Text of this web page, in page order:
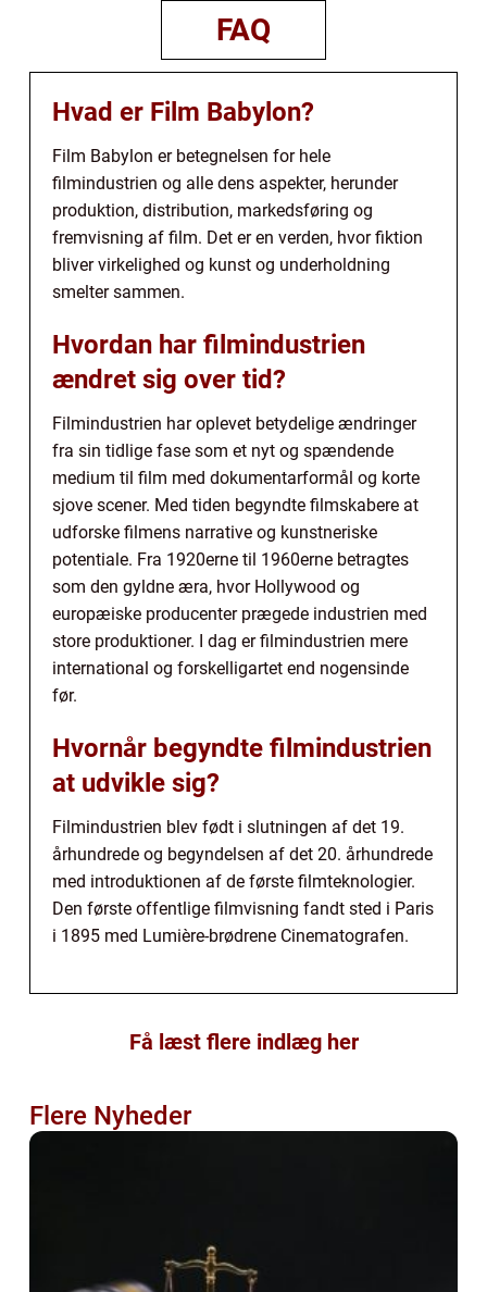
FAQ
Hvad er Film Babylon?
Film Babylon er betegnelsen for hele
filmindustrien og alle dens aspekter, herunder
produktion, distribution, markedsføring og
fremvisning af film. Det er en verden, hvor fiktion
bliver virkelighed og kunst og underholdning
smelter sammen.
Hvordan har filmindustrien
ændret sig over tid?
Filmindustrien har oplevet betydelige ændringer
fra sin tidlige fase som et nyt og spændende
medium til film med dokumentarformål og korte
sjove scener. Med tiden begyndte filmskabere at
udforske filmens narrative og kunstneriske
potentiale. Fra 1920erne til 1960erne betragtes
som den gyldne æra, hvor Hollywood og
europæiske producenter prægede industrien med
store produktioner. I dag er filmindustrien mere
international og forskelligartet end nogensinde
før.
Hvornår begyndte filmindustrien
at udvikle sig?
Filmindustrien blev født i slutningen af det 19.
århundrede og begyndelsen af det 20. århundrede
med introduktionen af de første filmteknologier.
Den første offentlige filmvisning fandt sted i Paris
i 1895 med Lumière-brødrene Cinematografen.
Få læst flere indlæg her
Flere Nyheder